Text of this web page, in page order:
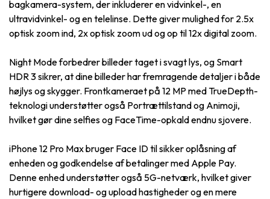
bagkamera-system, der inkluderer en vidvinkel-, en
ultravidvinkel- og en telelinse. Dette giver mulighed for 2.5x
optisk zoom ind, 2x optisk zoom ud og op til 12x digital zoom.
Night Mode forbedrer billeder taget i svagt lys, og Smart
HDR 3 sikrer, at dine billeder har fremragende detaljer i både
højlys og skygger. Frontkameraet på 12 MP med TrueDepth-
teknologi understøtter også Portrættilstand og Animoji,
hvilket gør dine selfies og FaceTime-opkald endnu sjovere.
iPhone 12 Pro Max bruger Face ID til sikker oplåsning af
enheden og godkendelse af betalinger med Apple Pay.
Denne enhed understøtter også 5G-netværk, hvilket giver
hurtigere download- og upload hastigheder og en mere